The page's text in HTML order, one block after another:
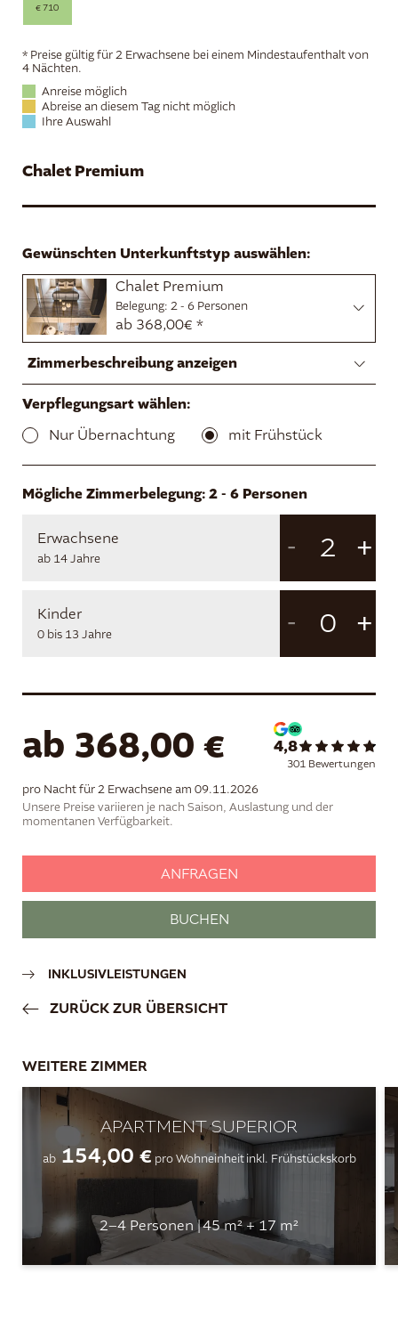
INKLUSIVLEISTUNGEN
ZURÜCK ZUR ÜBERSICHT
WEITERE ZIMMER
APARTMENT SUPERIOR
ab 154,00 € pro Wohneinheit inkl. Frühstückskorb
2–4 Personen |45 m² + 17 m²